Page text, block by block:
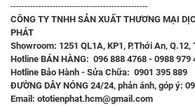
-------------------------------------------------
CÔNG TY TNHH SẢN XUẤT THƯƠNG MẠI
PHÁT
Showroom: 1251 QL1A, KP1, P.Thới An, Q.12,
Hotline BÁN HÀNG: 096 888 4768 - 0988 979
Hotline Bảo Hành - Sửa Chữa: 0901 395 889
ĐƯỜNG DÂY NÓNG 24/24, phản ánh, góp ý:
Email: ototienphat.hcm@gmail.com